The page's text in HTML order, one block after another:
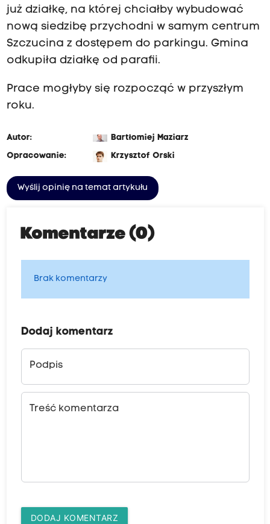
już działkę, na której chciałby wybudować
nową siedzibę przychodni w samym centrum
Szczucina z dostępem do parkingu. Gmina
odkupiła działkę od parafii.
Prace mogłyby się rozpocząć w przyszłym
roku.
Autor:
Bartłomiej Maziarz
Opracowanie:
Krzysztof Orski
Wyślij opinię na temat artykułu
Komentarze (0)
Brak komentarzy
Dodaj komentarz
Podpis
Treść komentarza
DODAJ KOMENTARZ